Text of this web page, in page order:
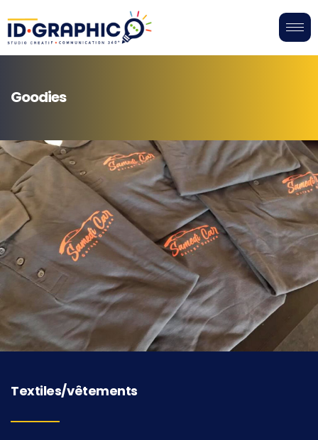
Goodies
Textiles/vêtements